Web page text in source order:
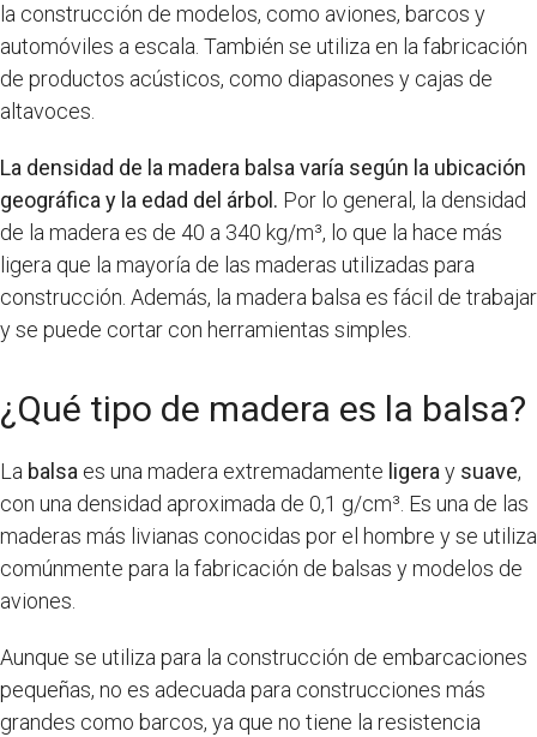
la construcción de modelos, como aviones, barcos y
automóviles a escala. También se utiliza en la fabricación
de productos acústicos, como diapasones y cajas de
altavoces.
La densidad de la madera balsa varía según la ubicación
geográfica y la edad del árbol. Por lo general, la densidad
de la madera es de 40 a 340 kg/m³, lo que la hace más
ligera que la mayoría de las maderas utilizadas para
construcción. Además, la madera balsa es fácil de trabajar
y se puede cortar con herramientas simples.
¿Qué tipo de madera es la balsa?
La balsa es una madera extremadamente ligeray suave,
con una densidad aproximada de 0,1 g/cm³. Es una de las
maderas más livianas conocidas por el hombre y se utiliza
comúnmente para la fabricación de balsas y modelos de
aviones.
Aunque se utiliza para la construcción de embarcaciones
pequeñas, no es adecuada para construcciones más
grandes como barcos, ya que no tiene la resistencia